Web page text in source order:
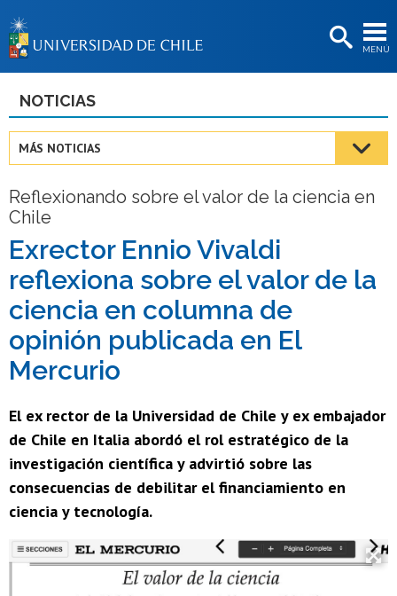
MENÚ
BIBLIOTECAS
Estudiantes
Académicas/os
Funcionarias/os
Egresadas/os
NOTICIAS
MÁS NOTICIAS
Reflexionando sobre el valor de la ciencia en
Chile
Exrector Ennio Vivaldi
reflexiona sobre el valor de la
ciencia en columna de
opinión publicada en El
Mercurio
El ex rector de la Universidad de Chile y ex embajador
de Chile en Italia abordó el rol estratégico de la
investigación científica y advirtió sobre las
consecuencias de debilitar el financiamiento en
ciencia y tecnología.